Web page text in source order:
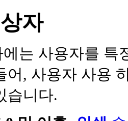
자
는 사용자를 특
어, 사용자 사용
습니다.